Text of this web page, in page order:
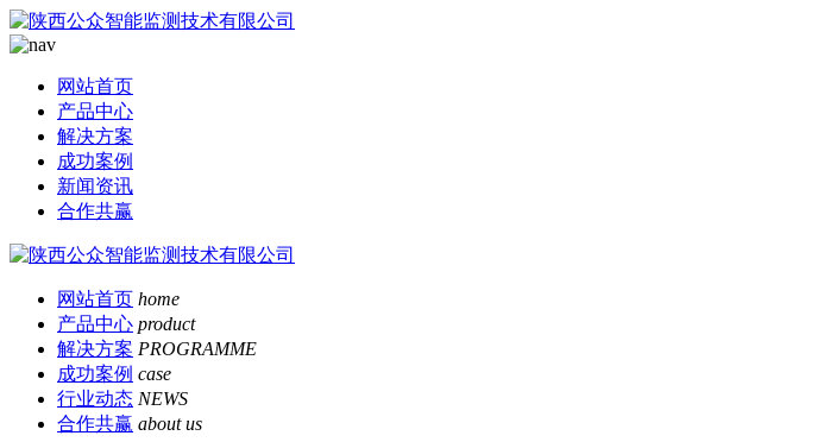
网站首页
产品中心
解决方案
成功案例
新闻资讯
合作共赢
网站首页 home
产品中心 product
解决方案 PROGRAMME
成功案例 case
行业动态 NEWS
合作共赢 about us